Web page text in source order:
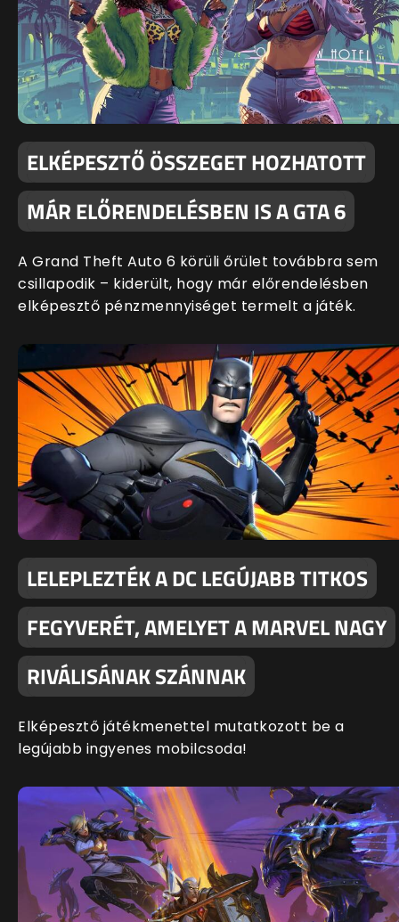
ELKÉPESZTŐ ÖSSZEGET HOZHATOTT
MÁR ELŐRENDELÉSBEN IS A GTA 6
A Grand Theft Auto 6 körüli őrület továbbra sem
csillapodik – kiderült, hogy már előrendelésben
elképesztő pénzmennyiséget termelt a játék.
LELEPLEZTÉK A DC LEGÚJABB TITKOS
FEGYVERÉT, AMELYET A MARVEL NAGY
RIVÁLISÁNAK SZÁNNAK
Elképesztő játékmenettel mutatkozott be a
legújabb ingyenes mobilcsoda!